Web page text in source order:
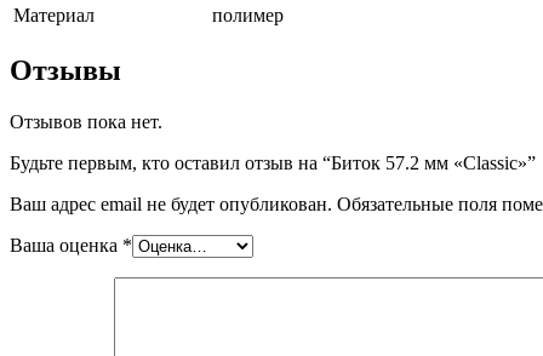
Материал
полимер
Отзывы
Отзывов пока нет.
Будьте первым, кто оставил отзыв на “Биток 57.2 мм «Classic»”
Ваш адрес email не будет опубликован. Обязательные поля
Ваша оценка *